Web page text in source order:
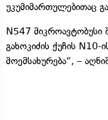
უკუმიმართულებითაც
N547 მიკროავტობუსი
გახოკიძის ქუჩის
მოემსახურება“, –